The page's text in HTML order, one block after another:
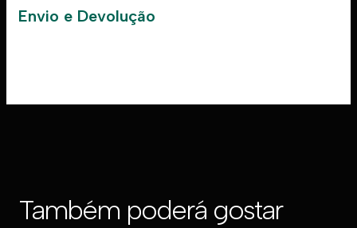
Envio e Devolução
Também poderá gostar